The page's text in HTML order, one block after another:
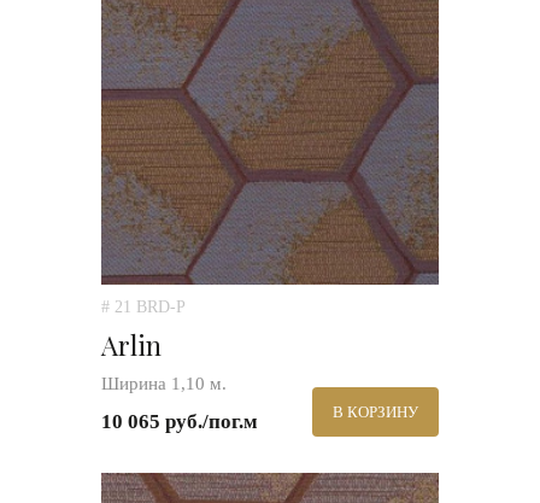
# 21 BRD-P
Arlin
Ширина 1,10 м.
10 065 руб./пог.м В КОРЗИНУ